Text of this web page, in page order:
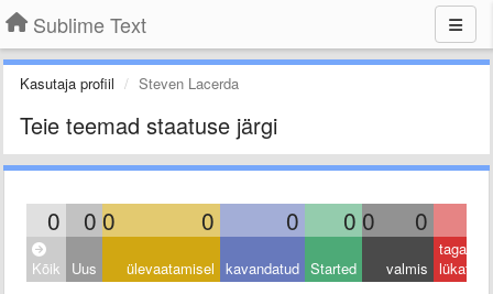
Sublime Text
Kasutaja profiil Steven Lacerda
Teie teemad staatuse järgi
0 0 0 0 0 0 0 0
Kõik Uus ülevaatamisel kavandatud Started valmis
tagasi
lükatud